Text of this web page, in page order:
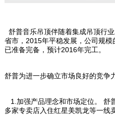
舒普音乐吊顶伴随着集成吊顶行
省市，2015年平稳发展，公司规
已准备完备，预计2016年完工。
舒普为进一步确立市场良好的竞争
1.加强产品理念和市场定位。 舒
多家专卖店入住红星美凯龙等一线